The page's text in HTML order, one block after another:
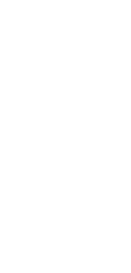
in povertà